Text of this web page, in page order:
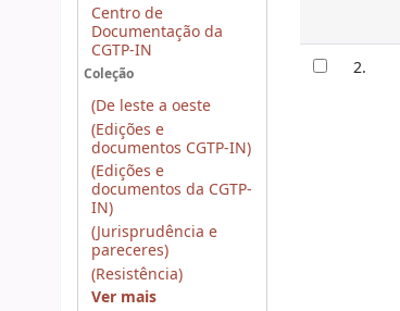
Centro de
Documentação da
CGTP-IN
Coleção
(De leste a oeste
(Edições e
documentos CGTP-IN)
(Edições e
documentos da CGTP-
IN)
(Jurisprudência e
pareceres)
(Resistência)
Ver mais
2.